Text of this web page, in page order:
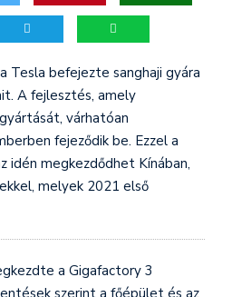
Tesla befejezte sanghaji gyára
A fejlesztés, amely
várhatóan
fejeződik be. Ezzel a
idén megkezdődhet Kínában,
melyek 2021 első
a Gigafactory 3